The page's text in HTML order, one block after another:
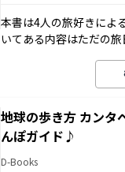
本書は4人の旅好きによ
いてある内容はただの旅
地球の歩き方 カンタ
んぽガイド♪
D-Books